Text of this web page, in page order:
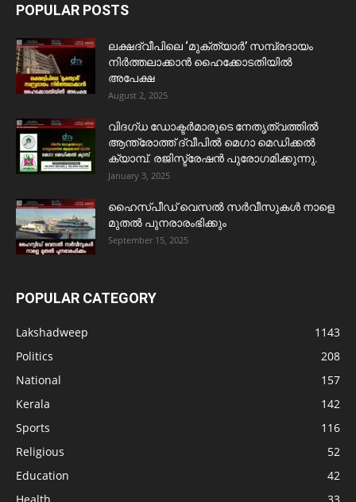
POPULAR POSTS
ലക്ഷദ്വീപിലെ ‘മുക്ത്യാർ’ സമ്പ്രദായം
നിർത്തലാക്കാൻ ഹൈക്കോടതിയിൽ
അപേക്ഷ
August 2, 2025
വിദഗ്ധ ഡോക്ടർമാരുടെ നേതൃത്വത്തിൽ
ആന്ത്രോത്ത് ദ്വീപിൽ മെഗാ മെഡിക്കൽ
ക്യാമ്പ്. രജിസ്ട്രേഷൻ പുരോഗമിക്കുന്നു.
January 3, 2025
ഹൈസ്പീഡ് വെസൽ സർവീസുകൾ നാളെ
മുതൽ പുനരാരംഭിക്കും
September 15, 2025
POPULAR CATEGORY
Lakshadweep
1143
Politics
208
National
157
Kerala
142
Sports
116
Religious
52
Education
42
Health
33